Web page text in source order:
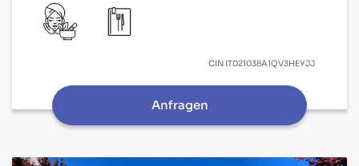
CIN IT021038A1QV3HEYJJ
Anfragen